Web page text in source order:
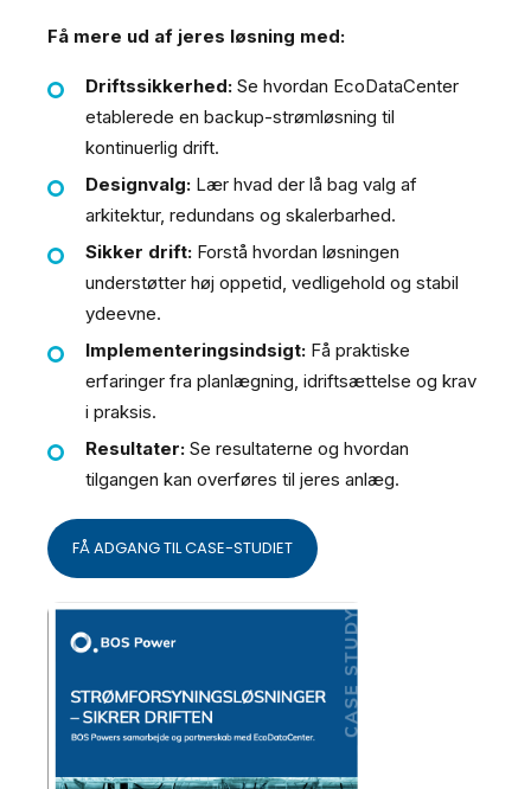
Få mere ud af jeres løsning med:
Driftssikkerhed: Se hvordan EcoDataCenter
etablerede en backup-strømløsning til
kontinuerlig drift.
Designvalg: Lær hvad der lå bag valg af
arkitektur, redundans og skalerbarhed.
Sikker drift: Forstå hvordan løsningen
understøtter høj oppetid, vedligehold og stabil
ydeevne.
Implementeringsindsigt: Få praktiske
erfaringer fra planlægning, idriftsættelse og krav
i praksis.
Resultater: Se resultaterne og hvordan
tilgangen kan overføres til jeres anlæg.
FÅ ADGANG TIL CASE-STUDIET